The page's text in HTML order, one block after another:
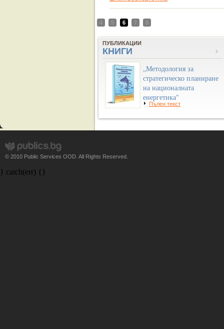
4 5 6 7 8
ПУБЛИКАЦИИ
КНИГИ
„Методология за
стратегическо планиране
на националната
енергетика"
Пълен текст
© 2010 Public Services OOD. All Rights Reserved.
} catch(err) {}